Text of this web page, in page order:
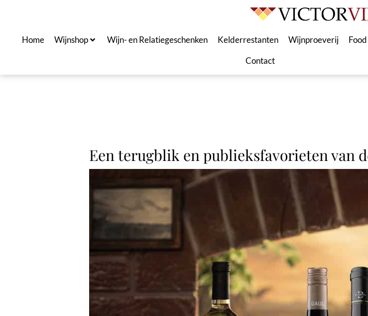
Home Wijnshop Wijn- en Relatiegeschenken Kelderrestanten Wijnproeverij
Contact
Een terugblik en publieksfavorieten van